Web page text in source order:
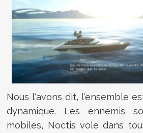
Nous l'avons dit, l'ensemble
dynamique. Les ennemis
mobiles, Noctis vole dans